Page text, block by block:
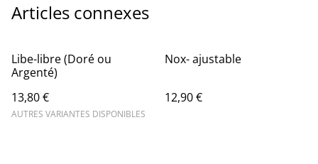
Articles connexes
Libe-libre (Doré ou
Argenté)
13,80 €
AUTRES VARIANTES DISPONIBLES
Nox- ajustable
12,90 €